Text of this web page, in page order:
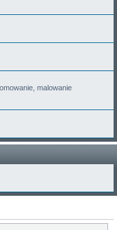
malowanie